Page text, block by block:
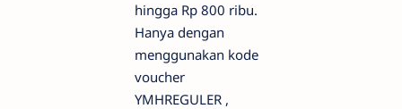
hingga Rp 800 ribu.
Hanya dengan
menggunakan kode
voucher
YMHREGULER ,